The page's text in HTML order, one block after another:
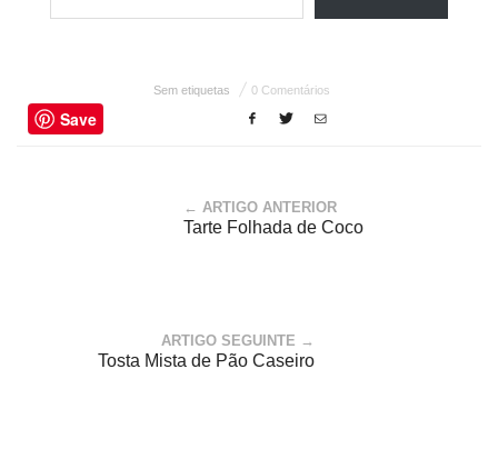
Sem etiquetas 0 Comentários
Save
← ARTIGO ANTERIOR
Tarte Folhada de Coco
ARTIGO SEGUINTE →
Tosta Mista de Pão Caseiro